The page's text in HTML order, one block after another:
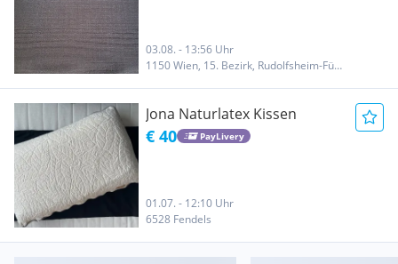
03.08. - 13:56 Uhr
1150 Wien, 15. Bezirk, Rudolfsheim-Fünfhaus
Jona Naturlatex Kissen
€ 40 PayLivery
01.07. - 12:10 Uhr
6528 Fendels